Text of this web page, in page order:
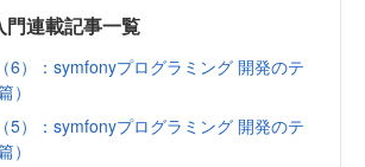
連載記事一覧
6）：symfonyプログラミング 開発のテ
）
5）：symfonyプログラミング 開発のテ
）